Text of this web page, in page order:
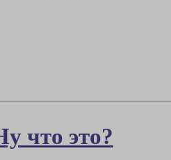
что это?